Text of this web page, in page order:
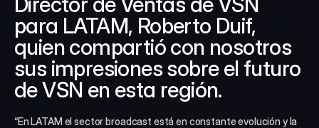
para LATAM, Roberto Duif,
quien compartió con nosotros
sus impresiones sobre el futuro
de VSN en esta región.
“En LATAM el sector broadcast está en constante evolución y la